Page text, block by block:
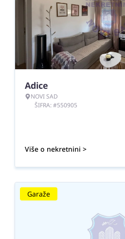
Adice
NOVI SAD
ŠIFRA: #550905
Više o nekretnini >
Garaže